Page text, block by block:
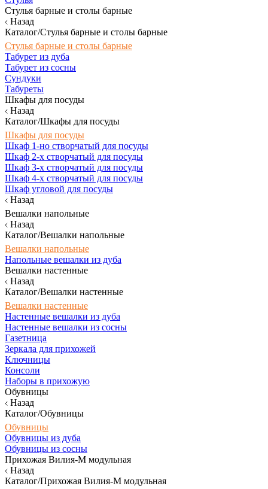
Стулья барные и столы барные
Назад
Каталог/Стулья барные и столы барные
Стулья барные и столы барные
Табурет из дуба
Табурет из сосны
Сундуки
Табуреты
Шкафы для посуды
Назад
Каталог/Шкафы для посуды
Шкафы для посуды
Шкаф 1-но створчатый для посуды
Шкаф 2-х створчатый для посуды
Шкаф 3-х створчатый для посуды
Шкаф 4-х створчатый для посуды
Шкаф угловой для посуды
Назад
Вешалки напольные
Назад
Каталог/Вешалки напольные
Вешалки напольные
Напольные вешалки из дуба
Вешалки настенные
Назад
Каталог/Вешалки настенные
Вешалки настенные
Настенные вешалки из дуба
Настенные вешалки из сосны
Газетница
Зеркала для прихожей
Ключницы
Консоли
Наборы в прихожую
Обувницы
Назад
Каталог/Обувницы
Обувницы
Обувницы из дуба
Обувницы из сосны
Прихожая Вилия-М модульная
Назад
Каталог/Прихожая Вилия-М модульная